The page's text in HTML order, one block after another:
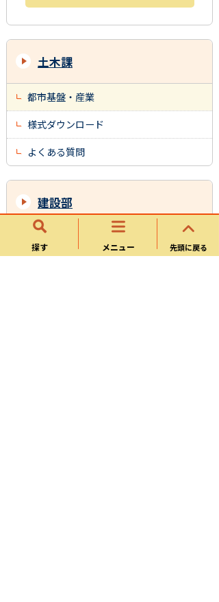
探す メニュー 先頭に戻る
土木課
都市基盤・産業
様式ダウンロード
よくある質問
建設部
都市計画課